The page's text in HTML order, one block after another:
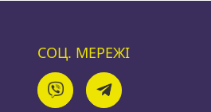
СОЦ. МЕРЕЖІ